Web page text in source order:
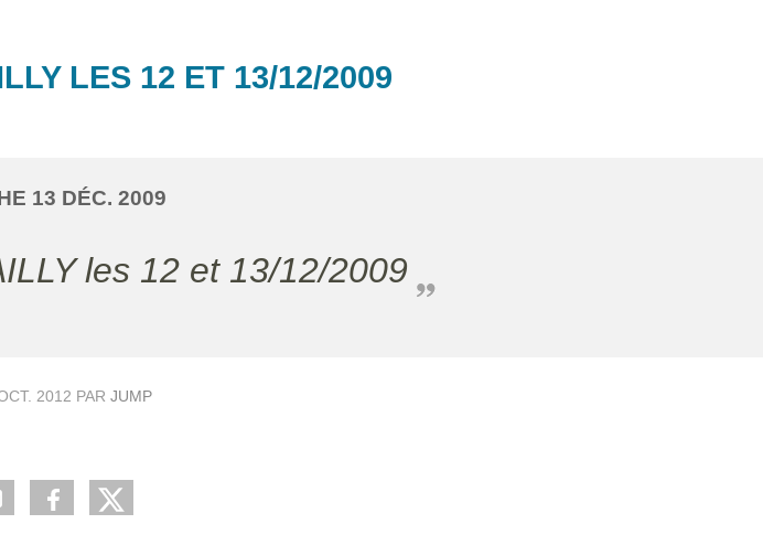
LES 12 ET 13/12/2009
13 DÉC. 2009
les 12 et 13/12/2009
2012 PAR JUMP